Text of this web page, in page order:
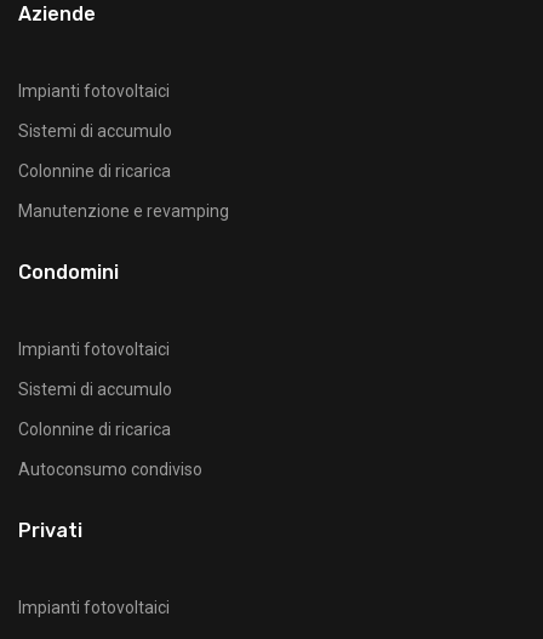
Aziende
Impianti fotovoltaici
Sistemi di accumulo
Colonnine di ricarica
Manutenzione e revamping
Condomini
Impianti fotovoltaici
Sistemi di accumulo
Colonnine di ricarica
Autoconsumo condiviso
Privati
Impianti fotovoltaici